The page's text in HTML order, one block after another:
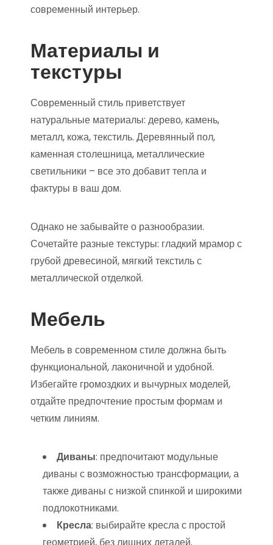
современный интерьер.
Материалы и
текстуры
Современный стиль приветствует
натуральные материалы: дерево, камень,
металл, кожа, текстиль. Деревянный пол,
каменная столешница, металлические
светильники – все это добавит тепла и
фактуры в ваш дом.
Однако не забывайте о разнообразии.
Сочетайте разные текстуры: гладкий мрамор с
грубой древесиной, мягкий текстиль с
металлической отделкой.
Мебель
Мебель в современном стиле должна быть
функциональной, лаконичной и удобной.
Избегайте громоздких и вычурных моделей,
отдайте предпочтение простым формам и
четким линиям.
Диваны: предпочитают модульные
диваны с возможностью трансформации, а
также диваны с низкой спинкой и широкими
подлокотниками.
Кресла: выбирайте кресла с простой